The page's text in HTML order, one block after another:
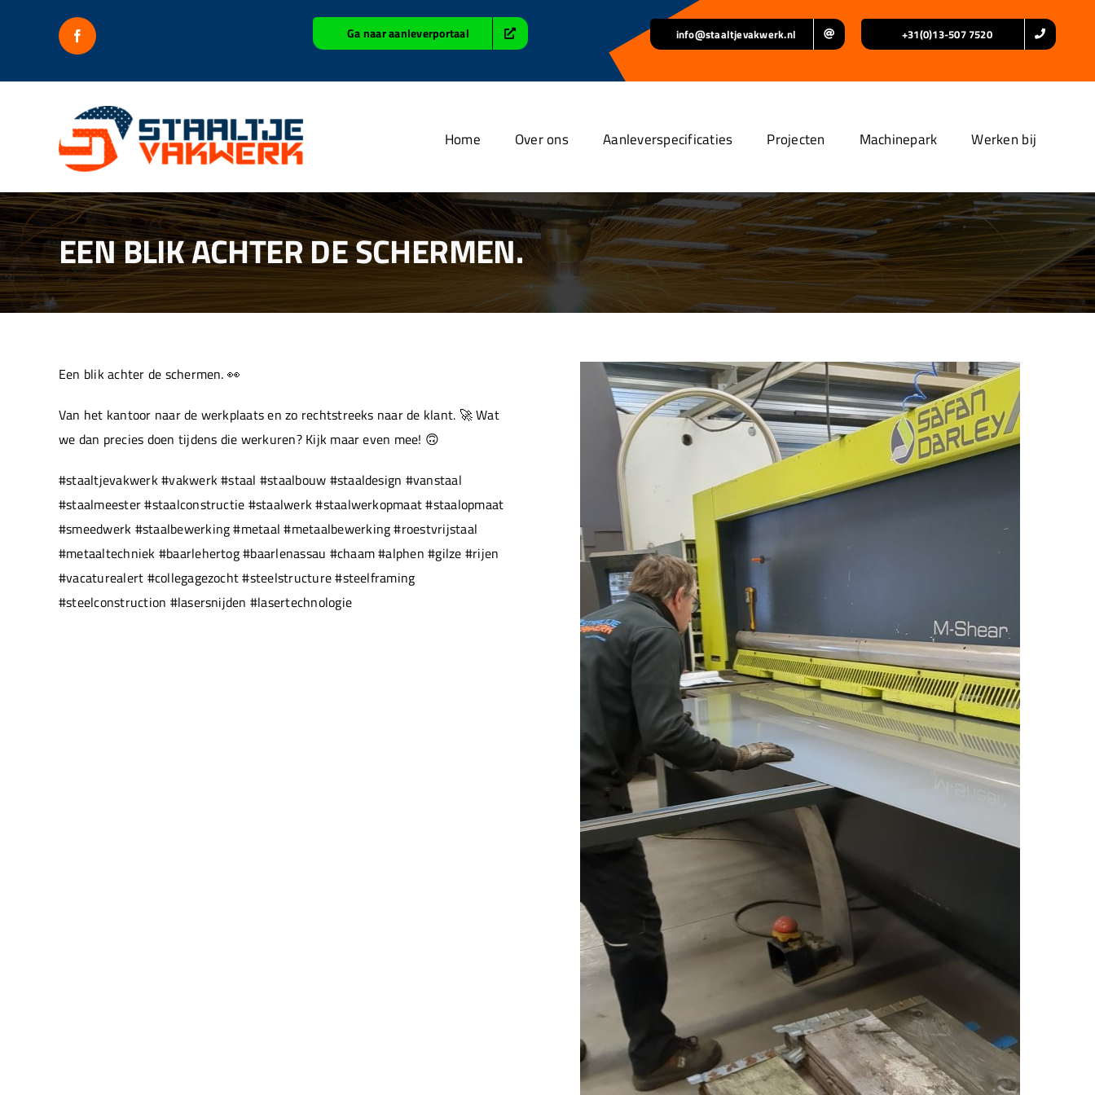
Ga naar aanleverportaal info@staaltjevakwerk.nl +31(0)13-507 7520
Home Over ons Aanleverspecificaties Projecten Machinepark Werken bij
EEN BLIK ACHTER DE SCHERMEN.
Een blik achter de schermen. 👀
Van het kantoor naar de werkplaats en zo rechtstreeks naar de klant. 🚀 Wat
we dan precies doen tijdens die werkuren? Kijk maar even mee! 🙃
#staaltjevakwerk #vakwerk #staal #staalbouw #staaldesign #vanstaal
#staalmeester #staalconstructie #staalwerk #staalwerkopmaat #staalopmaat
#smeedwerk #staalbewerking #metaal #metaalbewerking #roestvrijstaal
#metaaltechniek #baarlehertog #baarlenassau #chaam #alphen #gilze #rijen
#vacaturealert #collegagezocht #steelstructure #steelframing
#steelconstruction #lasersnijden #lasertechnologie